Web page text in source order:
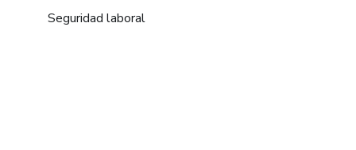
Seguridad laboral